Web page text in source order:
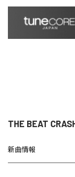
THE BEAT
新曲情報